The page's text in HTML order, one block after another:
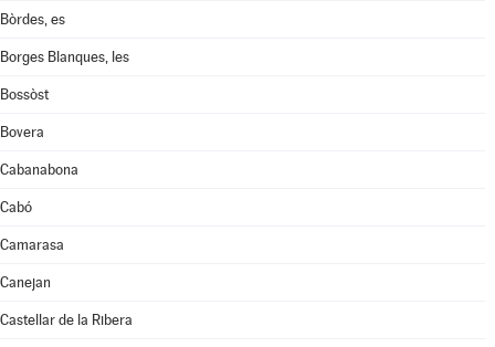
Bòrdes, es
Borges Blanques, les
Bossòst
Bovera
Cabanabona
Cabó
Camarasa
Canejan
Castellar de la Ribera